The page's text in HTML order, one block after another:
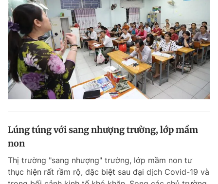
Lúng túng với sang nhượng trường, lớp mầm
non
Thị trường "sang nhượng" trường, lớp mầm non tư
thục hiện rất rầm rộ, đặc biệt sau đại dịch Covid-19 và